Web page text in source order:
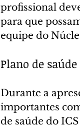
profissional
para que
equipe do
Plano de
Durante a
importantes
de saúde do